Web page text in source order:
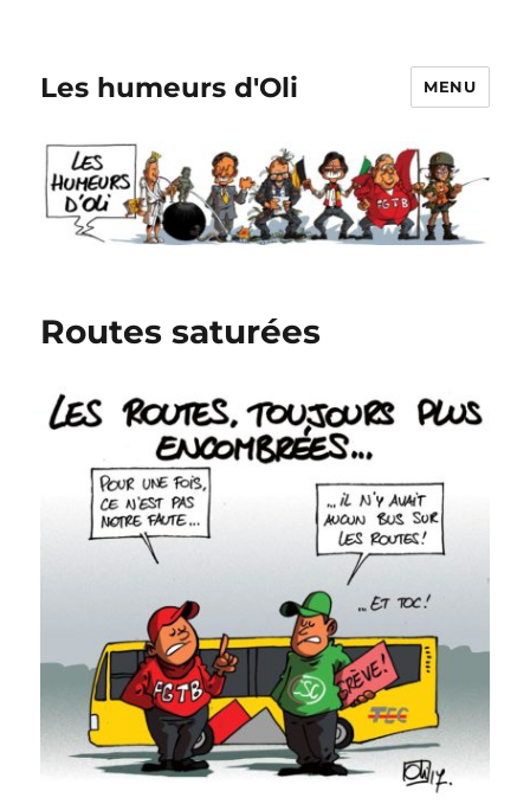
Les humeurs d'Oli MENU
Routes saturées